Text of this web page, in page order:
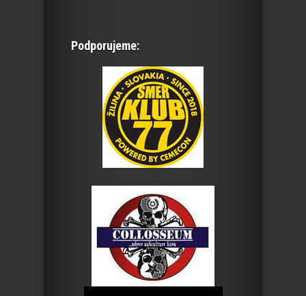
Podporujeme: